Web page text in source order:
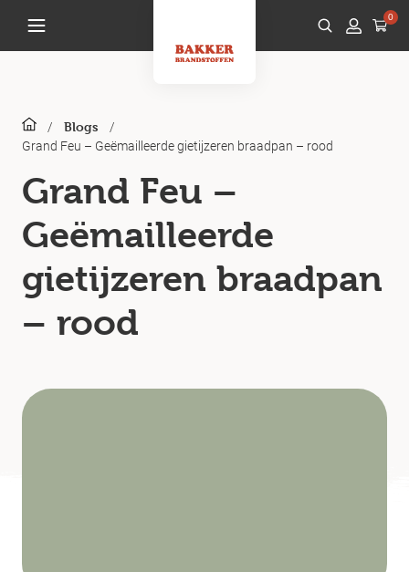
0
/ Blogs
/
Grand Feu – Geëmailleerde gietijzeren braadpan – rood
Grand Feu –
Geëmailleerde
gietijzeren braadpan
– rood